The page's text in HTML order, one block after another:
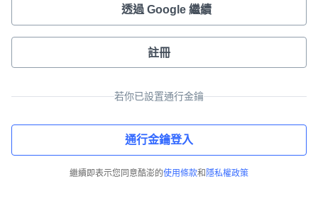
透過 Google 繼續
註冊
若你已設置通行金鑰
通行金鑰登入
繼續即表示您同意酷澎的使用條款和 隱私權政策